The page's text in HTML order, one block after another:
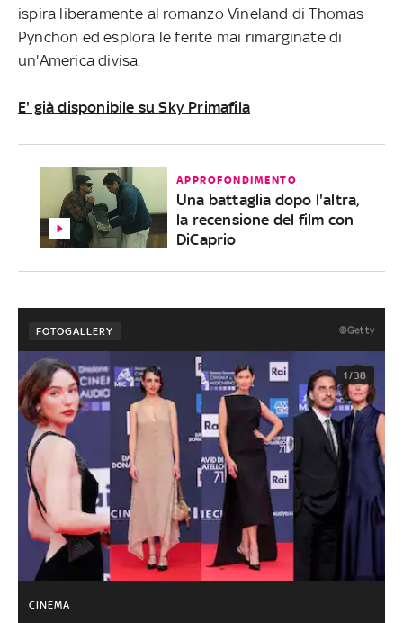
ispira liberamente al romanzo Vineland di Thomas
Pynchon ed esplora le ferite mai rimarginate di
un'America divisa.
E' già disponibile su Sky Primafila
APPROFONDIMENTO
Una battaglia dopo l'altra,
la recensione del film con
DiCaprio
FOTOGALLERY ©Getty
1/38
CINEMA